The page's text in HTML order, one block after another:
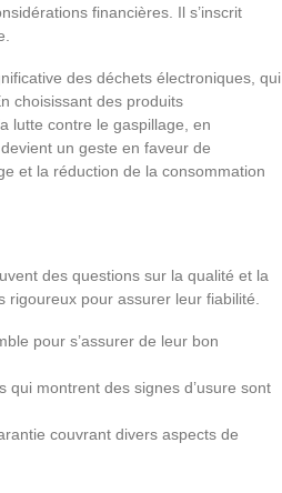
financières. Il s’inscrit
des déchets électroniques, qui
choisissant des produits
lutte contre le gaspillage, en
un geste en faveur de
et la réduction de la consommation
des questions sur la qualité et la
pour assurer leur fiabilité.
pour s’assurer de leur bon
montrent des signes d’usure sont
couvrant divers aspects de